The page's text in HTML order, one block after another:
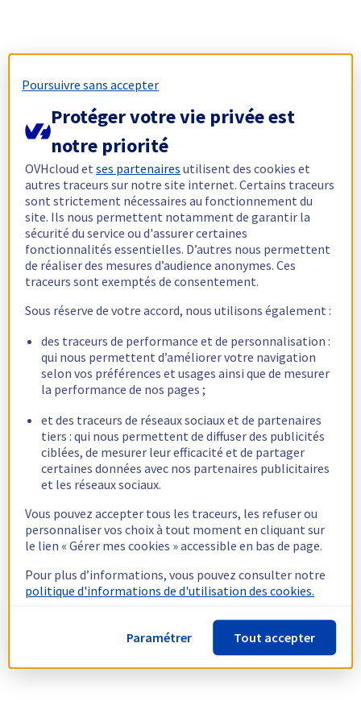
Poursuivre sans accepter
Protéger votre vie privée est
notre priorité
OVHcloud etses partenaires utilisent des cookies et
autres traceurs sur notre site internet. Certains traceurs
sont strictement nécessaires au fonctionnement du
site. Ils nous permettent notamment de garantir la
sécurité du service ou d'assurer certaines
fonctionnalités essentielles. D’autres nous permettent
de réaliser des mesures d’audience anonymes. Ces
traceurs sont exemptés de consentement.
Sous réserve de votre accord, nous utilisons également :
des traceurs de performance et de personnalisation :
qui nous permettent d’améliorer votre navigation
selon vos préférences et usages ainsi que de mesurer
la performance de nos pages ;
et des traceurs de réseaux sociaux et de partenaires
tiers : qui nous permettent de diffuser des publicités
ciblées, de mesurer leur efficacité et de partager
certaines données avec nos partenaires publicitaires
et les réseaux sociaux.
Vous pouvez accepter tous les traceurs, les refuser ou
personnaliser vos choix à tout moment en cliquant sur
le lien « Gérer mes cookies » accessible en bas de page.
Pour plus d’informations, vous pouvez consulter notre
politique d'informations de d'utilisation des cookies.
Paramétrer Tout accepter